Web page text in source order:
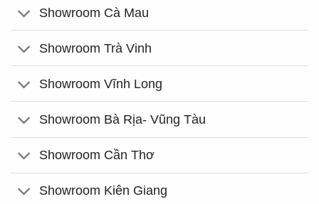
Showroom Cà Mau
Showroom Trà Vinh
Showroom Vĩnh Long
Showroom Bà Rịa- Vũng Tàu
Showroom Cần Thơ
Showroom Kiên Giang